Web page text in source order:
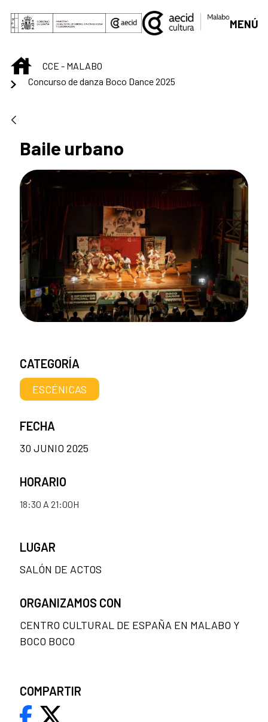
Saltar al contenido principal
MENÚ
INICIOCCE - MALABO
Concurso de danza Boco Dance 2025
Baile urbano
CATEGORÍA
ESCÉNICAS
FECHA
30 JUNIO 2025
HORARIO
18:30 A 21:00H
LUGAR
SALÓN DE ACTOS
ORGANIZAMOS CON
CENTRO CULTURAL DE ESPAÑA EN MALABO Y
BOCO BOCO
COMPARTIR